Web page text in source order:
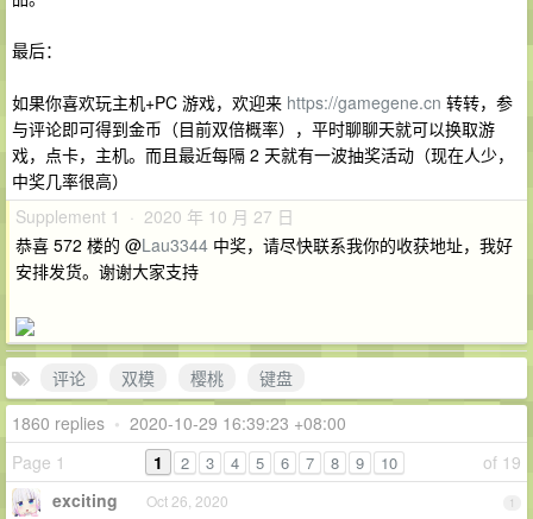
最后：
如果你喜欢玩主机+PC 游戏，欢迎来 https://gamegene.cn 转转，参
与评论即可得到金币（目前双倍概率），平时聊聊天就可以换取游
戏，点卡，主机。而且最近每隔 2 天就有一波抽奖活动（现在人少，
中奖几率很高）
Supplement 1 · 2020 年 10 月 27 日
恭喜 572 楼的 @Lau3344 中奖，请尽快联系我你的收获地址，我好
安排发货。谢谢大家支持
评论 双模 樱桃
键盘
1860 replies • 2020-10-29 16:39:23 +08:00
Page 1
of 19
1 2 3 4 5 6 7 8 9 10
1
exciting Oct 26, 2020